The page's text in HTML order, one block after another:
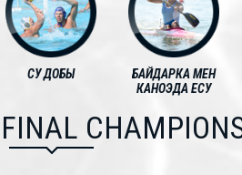
СУ ДОБЫ
БАЙДАРКА МЕН
КАНОЭДА ЕСУ